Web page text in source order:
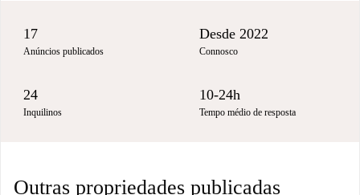
17
Anúncios publicados
Desde 2022
Connosco
24
Inquilinos
10-24h
Tempo médio de resposta
Outras propriedades publicadas